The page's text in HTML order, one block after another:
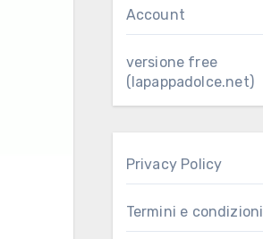
Account
versione free
(lapappadolce.net)
Privacy Policy
Termini e condizioni